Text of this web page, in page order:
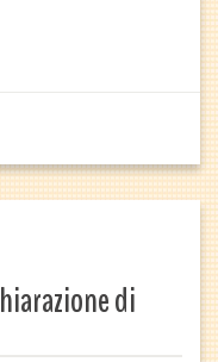
di